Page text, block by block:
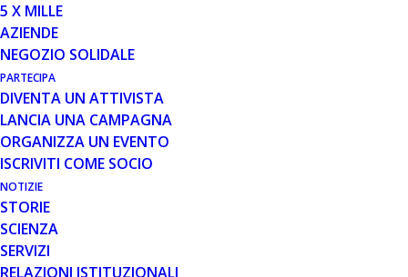
5 X MILLE
AZIENDE
NEGOZIO SOLIDALE
PARTECIPA
DIVENTA UN ATTIVISTA
LANCIA UNA CAMPAGNA
ORGANIZZA UN EVENTO
ISCRIVITI COME SOCIO
NOTIZIE
STORIE
SCIENZA
SERVIZI
RELAZIONI ISTITUZIONALI
10 APR 2025
A ROMA UN MEETING
INTERNAZIONALE SUGLI
ASPETTI CARDIO-RESPIRATORI
NELLA DUCHENNE